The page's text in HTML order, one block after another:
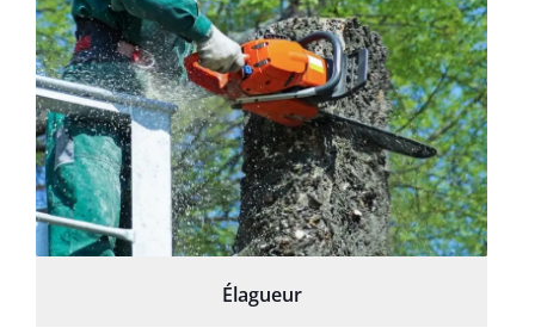
Élagueur